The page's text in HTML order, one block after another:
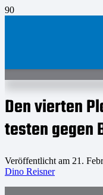
Den vierten
testen gegen
Veröffentlicht am 21.
Dino Reisner